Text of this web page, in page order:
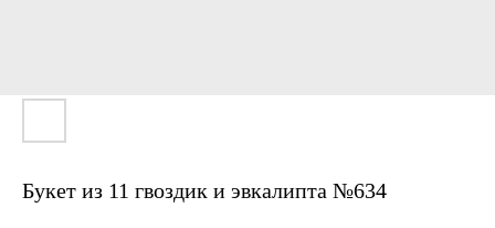
Букет из 11 гвоздик и эвкалипта №634